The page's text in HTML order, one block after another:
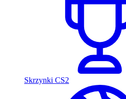
Skrzynki CS2